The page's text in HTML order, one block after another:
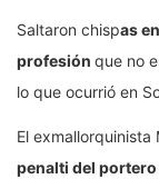
Saltaron chispas
profesión que no
lo que ocurrió en
El exmallorquinista
penalti del